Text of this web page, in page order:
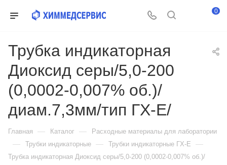
0
Трубка индикаторная
Диоксид серы/5,0-200
(0,0002-0,007% об.)/
диам.7,3мм/тип ГХ-Е/
Главная — Каталог — Расходные материалы для лаборатории
— Трубки индикаторные — Трубки индикаторные ГХ-Е —
Трубка индикаторная Диоксид серы/5,0-200 (0,0002-0,007% об.)/